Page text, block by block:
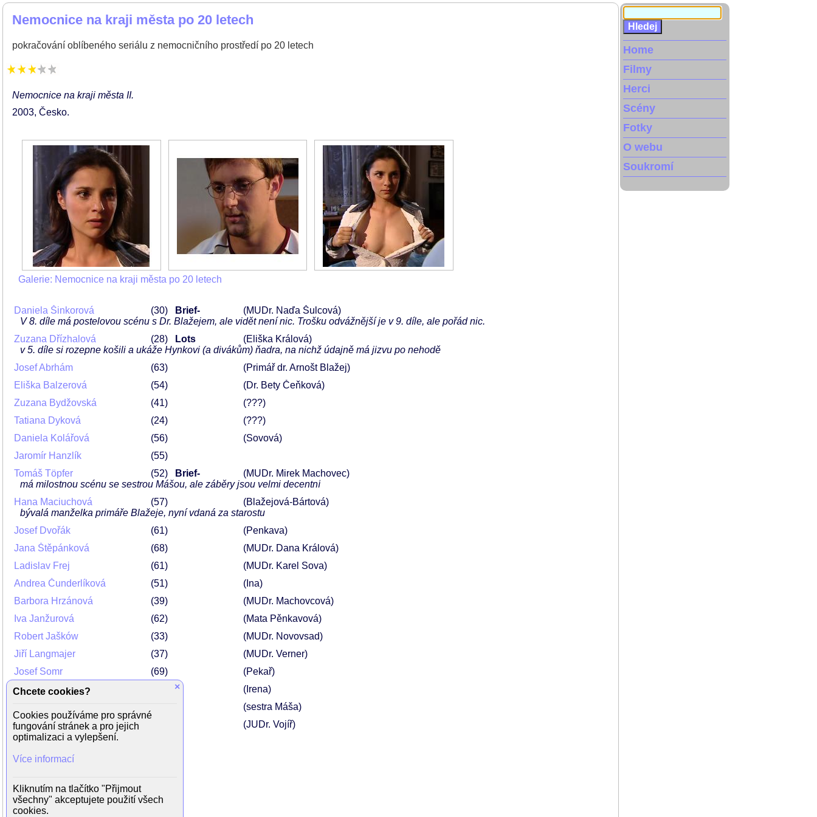
Nemocnice na kraji města po 20 letech
pokračování oblíbeného seriálu z nemocničního prostředí po 20 letech
Nemocnice na kraji města II.
2003 Česko
Galerie: Nemocnice na kraji města po 20 letech
Daniela Šinkorová 30 Brief-
(MUDr. Naďa Šulcová)
V 8. díle má postelovou scénu s Dr. Blažejem, ale vidět není nic. Trošku odvážnější je v 9. díle, ale pořád nic.
Zuzana Dřízhalová
28 Lots
(Eliška Králová)
v 5. díle si rozepne košili a ukáže Hynkovi (a divákům) ňadra, na nichž údajně má jizvu po nehodě
Josef Abrhám
63
(Primář dr. Arnošt Blažej)
Eliška Balzerová
54
(Dr. Bety Čeňková)
Zuzana Bydžovská
41
(???)
Tatiana Dyková
24
(???)
Daniela Kolářová
56
(Sovová)
Jaromír Hanzlík
55
Tomáš Töpfer
52 Brief-
(MUDr. Mirek Machovec)
má milostnou scénu se sestrou Mášou, ale záběry jsou velmi decentní
Hana Maciuchová
57
(Blažejová-Bártová)
bývalá manželka primáře Blažeje, nyní vdaná za starostu
Josef Dvořák
61
(Penkava)
Jana Štěpánková
68
(MUDr. Dana Králová)
Ladislav Frej
61
(MUDr. Karel Sova)
Andrea Čunderlíková
51
(Ina)
Barbora Hrzánová
39
(MUDr. Machovcová)
Iva Janžurová
62
(Mata Pěnkavová)
Robert Jašków
33
(MUDr. Novovsad)
Jiří Langmajer
37
(MUDr. Verner)
Josef Somr
69
(Pekař)
Taťjána Medvecká
(Irena)
(sestra Máša)
Martin Dejdar
(JUDr. Vojíř)
Kristýna Luťanská
Oldřich Navrátil
Jana Sováková
Jiří Strach
Home
Filmy
Herci
Scény
Fotky
O webu
Soukromí
×
Chcete cookies?
Cookies používáme pro správné
fungování stránek a pro jejich
optimalizaci a vylepšení.
Více informací
Kliknutím na tlačítko "Přijmout
všechny" akceptujete použití všech
cookies.